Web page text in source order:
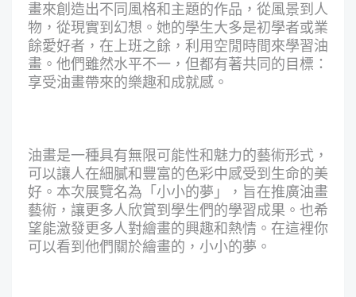
畫來創造出不同風格和主題的作品，從風景到人
物，從現實到幻想。她的學生大多是初學者或業
餘愛好者，在上班之餘，利用空閒時間來學習油
畫。他們雖然水平不一，但都有著共同的目標：
享受油畫帶來的樂趣和成就感。
油畫是一種具有無限可能性和魅力的藝術形式，
可以讓人在細膩和豐富的色彩中感受到生命的美
好。本次展覽名為「小小的夢」，旨在推廣油畫
藝術，讓更多人欣賞到學生們的學習成果。也希
望能激發更多人對繪畫的興趣和熱情。在這裡你
可以看到他們關於繪畫的，小小的夢。